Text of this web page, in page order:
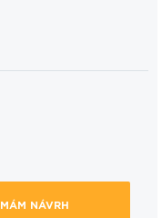
MÁM NÁVRH